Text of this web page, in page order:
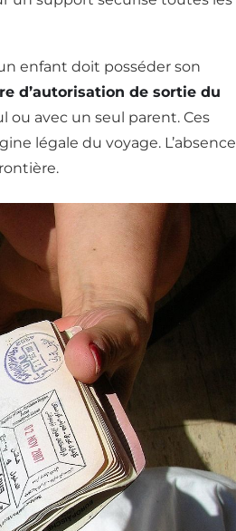
enfant doit posséder son
d’autorisation de sortie du
ou avec un seul parent. Ces
légale du voyage. L’absence